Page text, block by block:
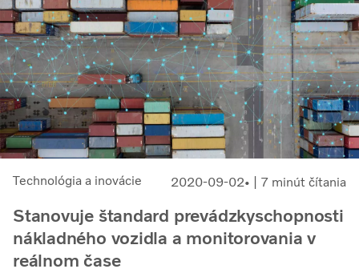
Technológia a inovácie 2020-09-02 | 7 minút čítania
Stanovuje štandard prevádzkyschopnosti
nákladného vozidla a monitorovania v
reálnom čase